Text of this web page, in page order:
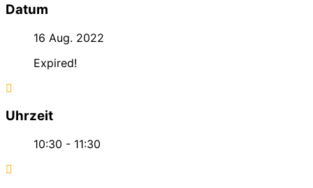
Datum
16 Aug. 2022
Expired!
Uhrzeit
10:30 - 11:30